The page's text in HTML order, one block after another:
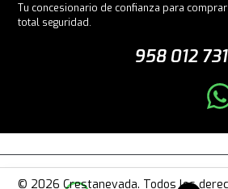
Tu concesionario de confianza para
total seguridad.
958 012 731
© 2026 Crestanevada. Todos los